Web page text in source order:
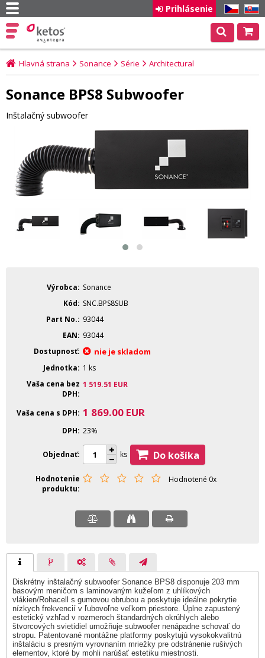
CZ SK
Prihlásenie
Hlavná strana Sonance Série Architectural
Sonance BPS8 Subwoofer
Inštalačný subwoofer
Výrobca
Sonance
Kód
SNC.BPS8SUB
Part No.
93044
EAN
93044
Dostupnosť
nie je skladom
Jednotka
1 ks
Vaša cena bez
DPH
1 519.51 EUR
Vaša cena s DPH 1 869.00 EUR
DPH 23%
Objednať ks Do košíka
Hodnotenie
produktu
Hodnotené 0x
Diskrétny inštalačný subwoofer Sonance BPS8 disponuje 203 mm
basovým meničom s laminovaným kužeľom z uhlíkových
vlákien/Rohacell s gumovou obrubou a poskytuje ideálne pokrytie
nízkych frekvencií v ľubovoľne veľkom priestore. Úplne zapustený
estetický vzhľad v rozmeroch štandardných okrúhlych alebo
štvorcových svietidiel umožňuje subwoofer nenápadne schovať do
stropu. Patentované montážne platformy poskytujú vysokokvalitnú
inštaláciu s presným vyrovnaním mriežky pre odstránenie rušivých
elementov, ktoré by mohli narúšať estetiku miestnosti.